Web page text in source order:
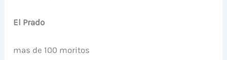
El Prado
mas de 100 moritos